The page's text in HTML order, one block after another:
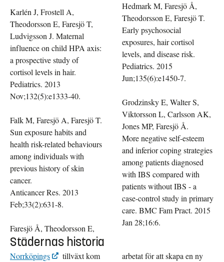
Karlén J, Frostell A,
Theodorsson E, Faresjö T,
Ludvigsson J. Maternal
influence on child HPA axis:
a prospective study of
cortisol levels in hair.
Pediatrics. 2013
Nov;132(5):e1333-40.
Falk M, Faresjö A, Faresjö T.
Sun exposure habits and
health risk-related behaviours
among individuals with
previous history of skin
cancer.
Anticancer Res. 2013
Feb;33(2):631-8.
Faresjö Å, Theodorsson E,
Hedmark M, Faresjö Å,
Theodorsson E, Faresjö T.
Early psychosocial
exposures, hair cortisol
levels, and disease risk.
Pediatrics. 2015
Jun;135(6):e1450-7.
Grodzinsky E, Walter S,
Viktorsson L, Carlsson AK,
Jones MP, Faresjö Å.
More negative self-esteem
and inferior coping strategies
among patients diagnosed
with IBS compared with
patients without IBS - a
case-control study in primary
care. BMC Fam Pract. 2015
Jan 28;16:6.
Städernas historia
Norrköpings
tillväxt kom
arbetat för att skapa en ny